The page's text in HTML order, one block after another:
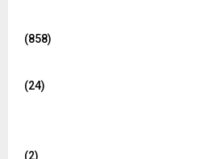
(858)
(24)
(2)